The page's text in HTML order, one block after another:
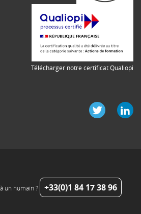
Télécharger notre certificat Qualiopi
un humain ? +33(0)1 84 17 38 96